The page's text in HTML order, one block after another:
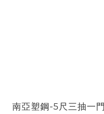
南亞塑鋼-5尺三抽一門